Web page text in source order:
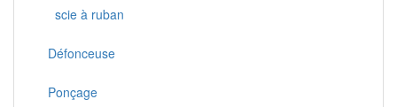
scie à ruban
Défonceuse
Ponçage